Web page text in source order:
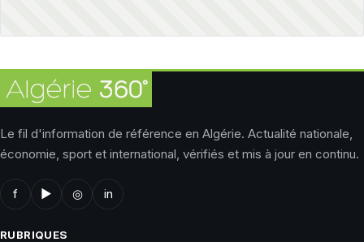
Le fil d'information de référence en Algérie. Actualité nationale,
économie, sport et international, vérifiés et mis à jour en continu.
f ▶ ◎ in
RUBRIQUES